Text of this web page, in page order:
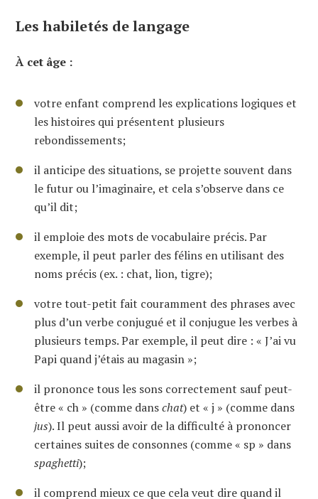
Les habiletés de langage
À cet âge :
votre enfant comprend les explications logiques et
les histoires qui présentent plusieurs
rebondissements;
il anticipe des situations, se projette souvent dans
le futur ou l’imaginaire, et cela s’observe dans ce
qu’il dit;
il emploie des mots de vocabulaire précis. Par
exemple, il peut parler des félins en utilisant des
noms précis (ex. : chat, lion, tigre);
votre tout-petit fait couramment des phrases avec
plus d’un verbe conjugué et il conjugue les verbes à
plusieurs temps. Par exemple, il peut dire : « J’ai vu
Papi quand j’étais au magasin »;
il prononce tous les sons correctement sauf peut-
être « ch » (comme danschat) et « j » (comme dans
jus). Il peut aussi avoir de la difficulté à prononcer
certaines suites de consonnes (comme « sp » dans
spaghetti);
il comprend mieux ce que cela veut dire quand il